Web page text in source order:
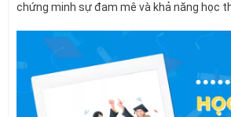
chứng minh sự đam mê và khả năng học